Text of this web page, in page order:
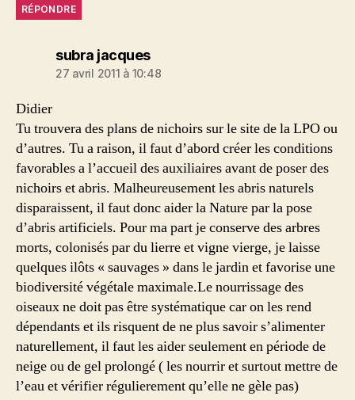
RÉPONDRE
subra jacquesdit :
27 avril 2011 à 10:48
Didier
Tu trouvera des plans de nichoirs sur le site de la LPO ou
d’autres. Tu a raison, il faut d’abord créer les conditions
favorables a l’accueil des auxiliaires avant de poser des
nichoirs et abris. Malheureusement les abris naturels
disparaissent, il faut donc aider la Nature par la pose
d’abris artificiels. Pour ma part je conserve des arbres
morts, colonisés par du lierre et vigne vierge, je laisse
quelques ilôts « sauvages » dans le jardin et favorise une
biodiversité végétale maximale.Le nourrissage des
oiseaux ne doit pas être systématique car on les rend
dépendants et ils risquent de ne plus savoir s’alimenter
naturellement, il faut les aider seulement en période de
neige ou de gel prolongé ( les nourrir et surtout mettre de
l’eau et vérifier régulierement qu’elle ne gèle pas)